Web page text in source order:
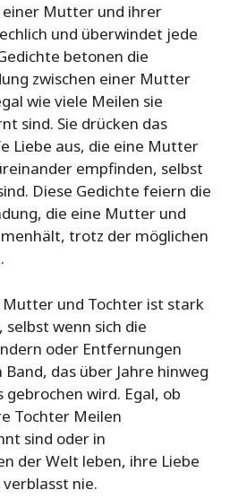
einer Mutter und ihrer
und überwindet jede
betonen die
zwischen einer Mutter
wie viele Meilen sie
sind. Sie drücken das
Liebe aus, die eine Mutter
empfinden, selbst
Diese Gedichte feiern die
die eine Mutter und
trotz der möglichen
Mutter und Tochter ist stark
wenn sich die
oder Entfernungen
das über Jahre hinweg
wird. Egal, ob
Tochter Meilen
sind oder in
der Welt leben, ihre Liebe
nie.